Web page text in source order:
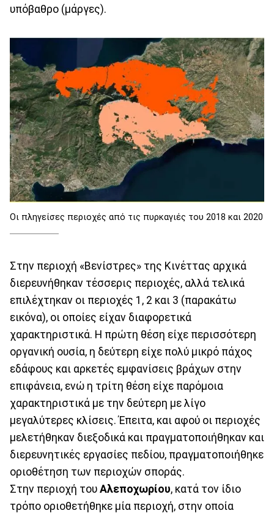
υπόβαθρο (μάργες).
Οι πληγείσες περιοχές από τις πυρκαγιές του 2018 και 2020
Στην περιοχή «Βενίστρες» της Κινέττας αρχικά
διερευνήθηκαν τέσσερις περιοχές, αλλά τελικά
επιλέχτηκαν οι περιοχές 1, 2 και 3 (παρακάτω
εικόνα), οι οποίες είχαν διαφορετικά
χαρακτηριστικά. Η πρώτη θέση είχε περισσότερη
οργανική ουσία, η δεύτερη είχε πολύ μικρό πάχος
εδάφους και αρκετές εμφανίσεις βράχων στην
επιφάνεια, ενώ η τρίτη θέση είχε παρόμοια
χαρακτηριστικά με την δεύτερη με λίγο
μεγαλύτερες κλίσεις. Έπειτα, και αφού οι περιοχές
μελετήθηκαν διεξοδικά και πραγματοποιήθηκαν και
διερευνητικές εργασίες πεδίου, πραγματοποιήθηκε
οριοθέτηση των περιοχών σποράς.
Στην περιοχή του Αλεποχωρίου, κατά τον ίδιο
τρόπο οριοθετήθηκε μία περιοχή, στην οποία